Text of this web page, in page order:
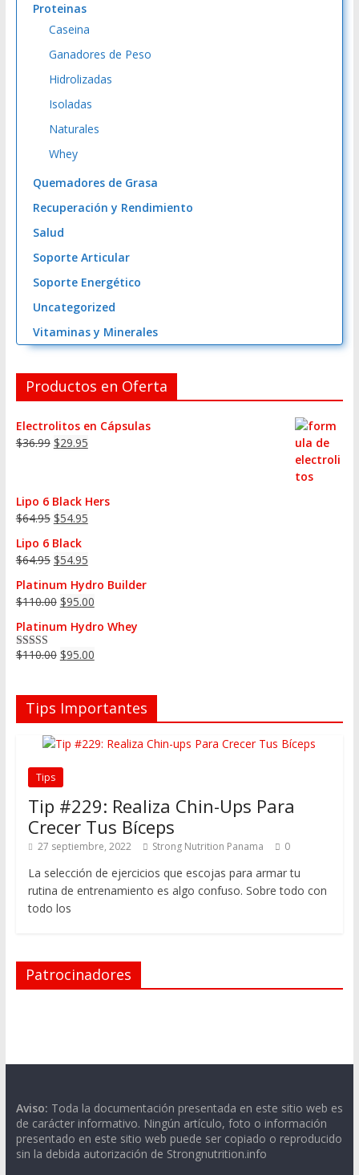
Proteinas
Caseina
Ganadores de Peso
Hidrolizadas
Isoladas
Naturales
Whey
Quemadores de Grasa
Recuperación y Rendimiento
Salud
Soporte Articular
Soporte Energético
Uncategorized
Vitaminas y Minerales
Productos en Oferta
Electrolitos en Cápsulas
$36.99 $29.95
Lipo 6 Black Hers
$64.95 $54.95
Lipo 6 Black
$64.95 $54.95
Platinum Hydro Builder
$110.00 $95.00
Platinum Hydro Whey
Valorado en
$110.00 $95.00
Tips Importantes
Tips
Tip #229: Realiza Chin-Ups Para
Crecer Tus Bíceps
27 septiembre, 2022 Strong Nutrition Panama 0
La selección de ejercicios que escojas para armar tu
rutina de entrenamiento es algo confuso. Sobre todo con
todo los
Patrocinadores
Aviso: Toda la documentación presentada en este sitio web es
de carácter informativo. Ningún artículo, foto o información
presentado en este sitio web puede ser copiado o reproducido
sin la debida autorización de Strongnutrition.info